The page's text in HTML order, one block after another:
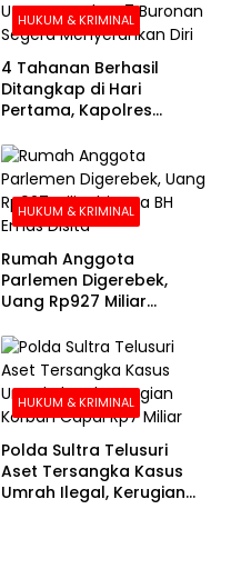
HUKUM & KRIMINAL
4 Tahanan Berhasil
Ditangkap di Hari
Pertama, Kapolres
Buronan Segera
Menyerahkan Diri
HUKUM & KRIMINAL
Rumah Anggota
Parlemen Digerebek,
Uang Rp927 Miliar
HUKUM & KRIMINAL
Polda Sultra Telusuri
Aset Tersangka Kasus
Umrah Ilegal, Kerugian